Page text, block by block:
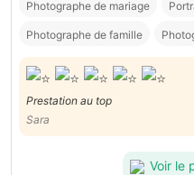
Photographe de mariage
Photographe de famille
Prestation au top
Sara
Voir le